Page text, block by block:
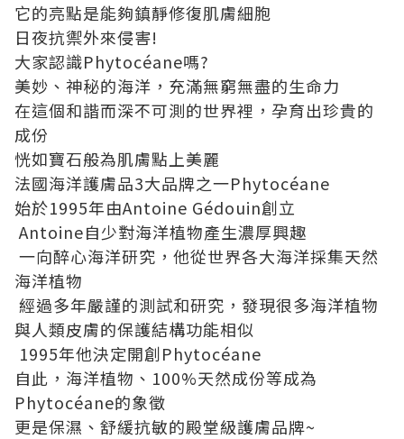
它的亮點是能夠鎮靜修復肌膚細胞
日夜抗禦外來侵害!
大家認識Phytocéane嗎?
美妙、神秘的海洋，充滿無窮無盡的生命力
在這個和諧而深不可測的世界裡，孕育出珍貴的
成份
恍如寶石般為肌膚點上美麗
法國海洋護膚品3大品牌之一Phytocéane
始於1995年由Antoine Gédouin創立
Antoine自少對海洋植物產生濃厚興趣
一向醉心海洋研究，他從世界各大海洋採集天然
海洋植物
經過多年嚴謹的測試和研究，發現很多海洋植物
與人類皮膚的保護結構功能相似
1995年他決定開創Phytocéane
自此，海洋植物、100%天然成份等成為
Phytocéane的象徵
更是保濕、舒緩抗敏的殿堂級護膚品牌~